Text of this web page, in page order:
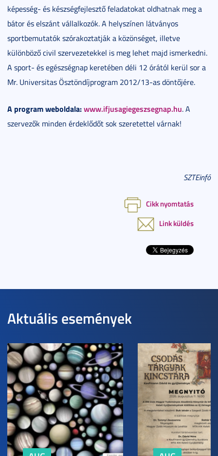
képesség- és készségfejlesztő feladatokat oldhatnak meg a
bátor és elszánt vállalkozók. A helyszínen látványos
sportbemutatók szórakoztatják a közönséget, illetve
különböző civil szervezetekkel is meg lehet majd ismerkedni.
A sport- és egészségnap keretében déli 12 órától kerül sor a
Mr. Universitas Ösztöndíjprogram 2012/13-as döntőjére.
A program weboldala:www.ifjusagiegeszsegnap.hu. A
szervezők minden érdeklődőt sok szeretettel várnak!
SZTEinfó
Cikk nyomtatás
Link küldés
Aktuális események